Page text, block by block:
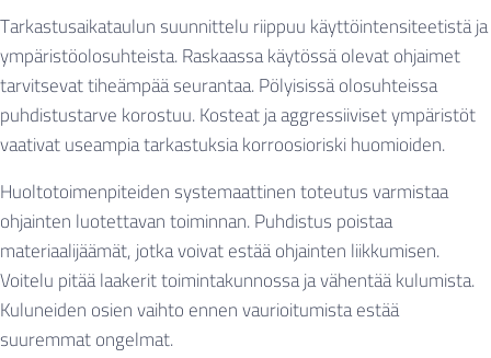
Tarkastusaikataulun suunnittelu riippuu käyttöintensiteetistä ja
ympäristöolosuhteista. Raskaassa käytössä olevat ohjaimet
tarvitsevat tiheämpää seurantaa. Pölyisissä olosuhteissa
puhdistustarve korostuu. Kosteat ja aggressiiviset ympäristöt
vaativat useampia tarkastuksia korroosioriski huomioiden.
Huoltotoimenpiteiden systemaattinen toteutus varmistaa
ohjainten luotettavan toiminnan. Puhdistus poistaa
materiaalijäämät, jotka voivat estää ohjainten liikkumisen.
Voitelu pitää laakerit toimintakunnossa ja vähentää kulumista.
Kuluneiden osien vaihto ennen vaurioitumista estää
suuremmat ongelmat.